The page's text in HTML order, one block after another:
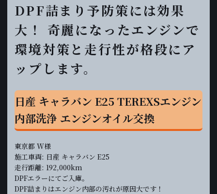
DPF詰まり予防策には効果
大！ 奇麗になったエンジンで
環境対策と走行性が格段にア
ップします。
日産 キャラバン E25 TEREXSエンジン
内部洗浄 エンジンオイル交換
東京都 W様
施工車両: 日産 キャラバン E25
走行距離: 192,000km
DPFエラーにてご入庫。
DPF詰まりはエンジン内部の汚れが原因大です！